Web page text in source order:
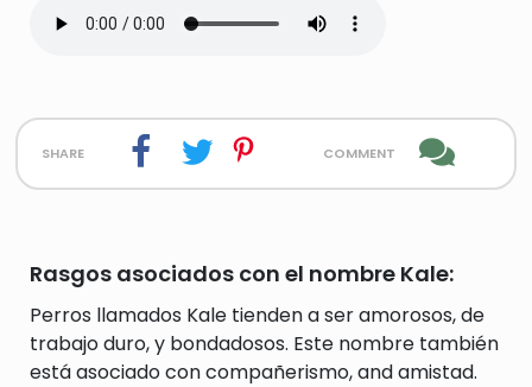
share comment
Rasgos asociados con el nombre Kale:
Perros llamados Kale tienden a ser amorosos, de
trabajo duro, y bondadosos. Este nombre también
está asociado con compañerismo, and amistad.